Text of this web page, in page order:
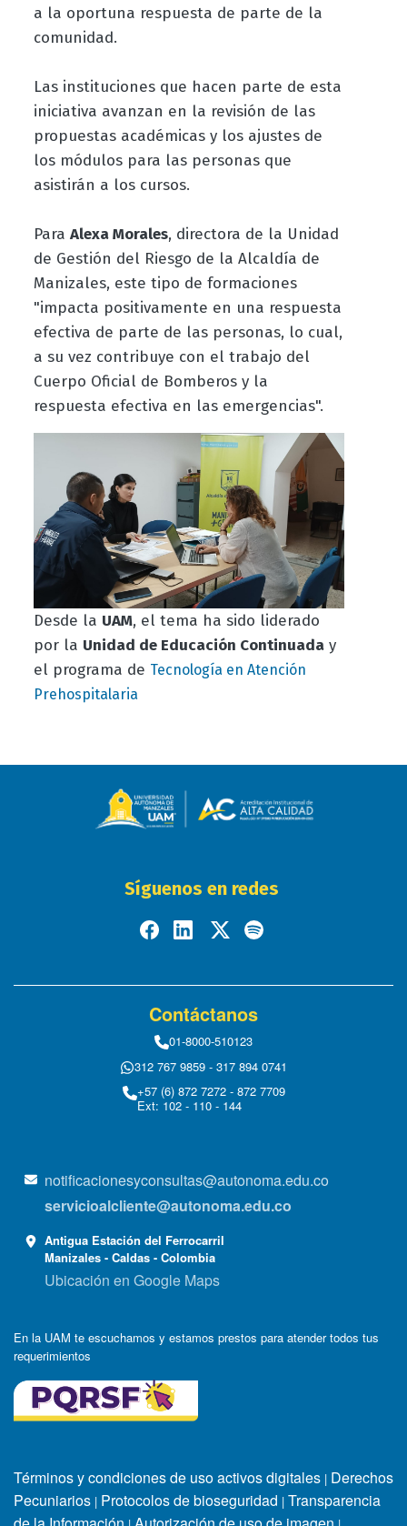
a la oportuna respuesta de parte de la
comunidad.
Las instituciones que hacen parte de esta
iniciativa avanzan en la revisión de las
propuestas académicas y los ajustes de
los módulos para las personas que
asistirán a los cursos.
Para Alexa Morales, directora de la Unidad
de Gestión del Riesgo de la Alcaldía de
Manizales, este tipo de formaciones
"impacta positivamente en una respuesta
efectiva de parte de las personas, lo cual,
a su vez contribuye con el trabajo del
Cuerpo Oficial de Bomberos y la
respuesta efectiva en las emergencias".
Desde la UAM, el tema ha sido liderado
por la Unidad de Educación Continuaday
el programa de Tecnología en Atención
Prehospitalaria
Síguenos en redes
Contáctanos
01-8000-510123
312 767 9859 - 317 894 0741
+57 (6) 872 7272 - 872 7709
Ext: 102 - 110 - 144
notificacionesyconsultas@autonoma.edu.co
servicioalcliente@autonoma.edu.co
Antigua Estación del Ferrocarril
Manizales - Caldas - Colombia
Ubicación en Google Maps
En la UAM te escuchamos y estamos prestos para atender todos tus
requerimientos
Términos y condiciones de uso activos digitales | Derechos
Pecuniarios | Protocolos de bioseguridad | Transparencia